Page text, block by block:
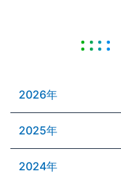
2026年
2025年
2024年